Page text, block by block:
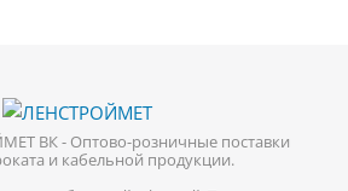
ВК - Оптово-розничные поставки
и кабельной продукции.